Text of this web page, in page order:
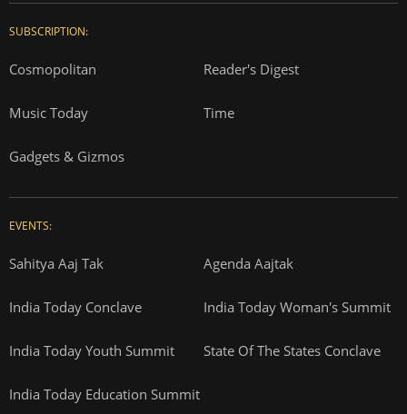
SUBSCRIPTION:
Cosmopolitan Reader's Digest
Music Today Time
Gadgets & Gizmos
EVENTS:
Sahitya Aaj Tak Agenda Aajtak
India Today Conclave India Today Woman's Summit
India Today Youth Summit State Of The States Conclave
India Today Education Summit